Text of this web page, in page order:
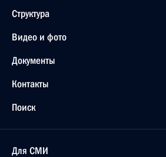
Структура
Видео и фото
Документы
Контакты
Поиск
Для СМИ